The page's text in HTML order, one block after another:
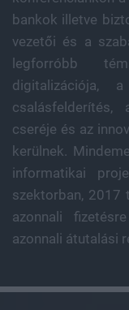
bankok illetve
vezetői és a
legforróbb
digitalizációja,
cseréje és az
kerülnek.
informatikai
szektorban, 2017
azonnali
azonnali átutalási